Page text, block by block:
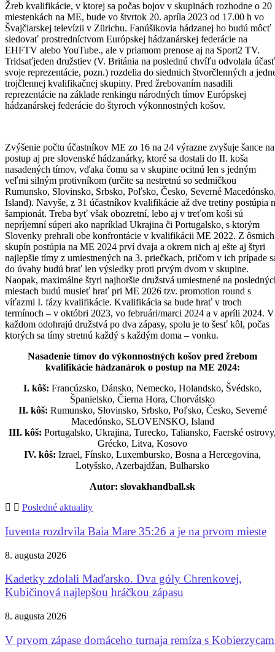
Žreb kvalifikácie, v ktorej sa počas bojov v skupinách rozhodne o 20
miestenkách na ME, bude vo štvrtok 20. apríla 2023 od 17.00 h vo
Švajčiarskej televízii v Zürichu. Fanúšikovia hádzanej ho budú môcť
sledovať prostredníctvom Európskej hádzanárskej federácie na
EHFTV alebo YouTube., ale v priamom prenose aj na Sport2 TV.
Tridsaťjeden družstiev (V. Británia na poslednú chvíľu odvolala účasť
svoje reprezentácie, pozn.) rozdelia do siedmich štvorčlenných a
trojčlennej kvalifikačnej skupiny. Pred žrebovaním nasadili
reprezentácie na základe renkingu národných tímov Európskej
hádzanárskej federácie do štyroch výkonnostných košov.
Zvýšenie počtu účastníkov ME zo 16 na 24 výrazne zvyšuje šance na
postup aj pre slovenské hádzanárky, ktoré sa dostali do II. koša
nasadených tímov, vďaka čomu sa v skupine ocitnú len s jedným
veľmi silným protivníkom (určite sa nestretnú so sedmičkou
Rumunsko, Slovinsko, Srbsko, Poľsko, Česko, Severné
Island). Navyše, z 31 účastníkov kvalifikácie až dve tretiny postúpia
šampionát. Treba byť však obozretní, lebo aj v treťom koši sú
nepríjemní súperi ako napríklad Ukrajina či Portugalsko, s ktorým
Slovenky prehrali obe konfrontácie v kvalifikácii ME 2022. Z ôsmich
skupín postúpia na ME 2024 prví dvaja a okrem nich aj ešte aj štyri
najlepšie tímy z umiestnených na 3. priečkach, pričom v ich prípade
do úvahy budú brať len výsledky proti prvým dvom v skupine.
Naopak, maximálne štyri najhoršie družstvá umiestnené na
miestach budú musieť hrať pri ME 2026 tzv. promotion round s
víťazmi I. fázy kvalifikácie. Kvalifikácia sa bude hrať v troch
termínoch – v októbri 2023, vo februári/marci 2024 a v apríli 2024. V
každom odohrajú družstvá po dva zápasy, spolu je to šesť kôl, počas
ktorých sa tímy stretnú každý s každým doma – vonku.
Nasadenie tímov do výkonnostných košov pred žrebom
kvalifikácie hádzanárok o postup na ME 2024:
I. kôš: Francúzsko, Dánsko, Nemecko, Holandsko, Švédsko,
Španielsko, Čierna Hora, Chorvátsko
II. kôš: Rumunsko, Slovinsko, Srbsko, Poľsko, Česko, Severné
Macedónsko, SLOVENSKO, Island
III. kôš: Portugalsko, Ukrajina, Turecko, Taliansko, Faerské
Grécko, Litva, Kosovo
IV. kôš: Izrael, Fínsko, Luxembursko, Bosna a Hercegovina,
Lotyšsko, Azerbajdžan, Bulharsko
Autor: slovakhandball.sk
Posledné aktuality
Iuventa rozdrvila Baia Mare 35:26 a je na prvom mieste
8. augusta 2026
Kadetky zdolali Maďarsko. Dva góly Chrenkovej,
Kubičinová najlepšou hráčkou zápasu
8. augusta 2026
V prvom zápase domáceho turnaja remíza s